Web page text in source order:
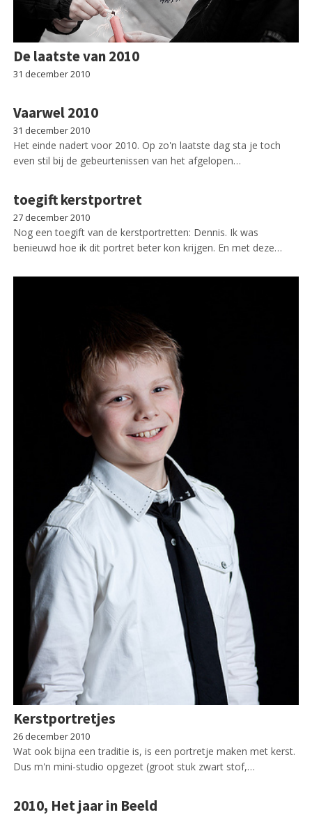
De laatste van 2010
31 december 2010
Vaarwel 2010
31 december 2010
Het einde nadert voor 2010. Op zo'n laatste dag sta je toch
even stil bij de gebeurtenissen van het afgelopen…
toegift kerstportret
27 december 2010
Nog een toegift van de kerstportretten: Dennis. Ik was
benieuwd hoe ik dit portret beter kon krijgen. En met deze…
Kerstportretjes
26 december 2010
Wat ook bijna een traditie is, is een portretje maken met kerst.
Dus m'n mini-studio opgezet (groot stuk zwart stof,…
2010, Het jaar in Beeld